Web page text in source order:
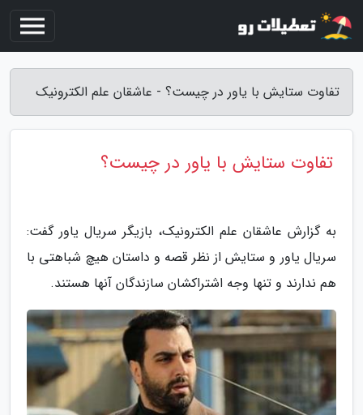
تفاوت ستایش با یاور در چیست؟ - عاشقان علم الکترونیک
تفاوت ستایش با یاور در چیست؟
به گزارش عاشقان علم الکترونیک، بازیگر سریال یاور گفت:
سریال یاور و ستایش از نظر قصه و داستان هیچ شباهتی با
هم ندارند و تنها وجه اشتراکشان سازندگان آنها هستند.